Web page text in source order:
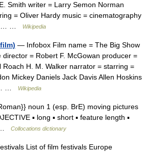
Smith writer = Larry Semon Norman
= Oliver Hardy music = cinematography
…
Wikipedia
— Infobox Film name = The Big Show
director = Robert F. McGowan producer =
Roach H. M. Walker narrator = starring =
Mickey Daniels Jack Davis Allen Hoskins
…
Wikipedia
noun 1 (esp. BrE) moving pictures
▪ long ▪ short ▪ feature length ▪
…
Collocations dictionary
List of film festivals Europe